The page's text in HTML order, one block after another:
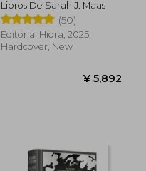
Maas(Editorial Hidra)
(in Spanish)
Libros De Sarah J. Maas
(50)
Editorial Hidra, 2025,
Hardcover, New